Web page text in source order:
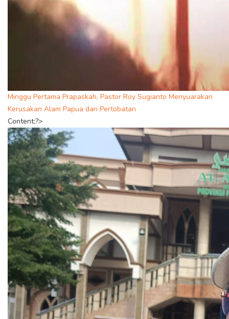
Minggu Pertama Prapaskah, Pastor Roy Sugianto Menyuarakan
Kerusakan Alam Papua dan Pertobatan
Content;?>